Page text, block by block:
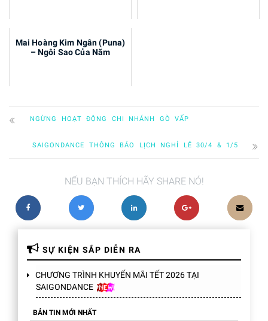
Mai Hoàng Kim Ngân (Puna)
– Ngôi Sao Của Năm
NGỪNG HOẠT ĐỘNG CHI NHÁNH GÒ VẤP
SAIGONDANCE THÔNG BÁO LỊCH NGHỈ LỄ 30/4 & 1/5
NẾU BẠN THÍCH HÃY SHARE NÓ!
SỰ KIỆN SẮP DIỄN RA
CHƯƠNG TRÌNH KHUYẾN MÃI TẾT 2026 TẠI
SAIGONDANCE
BẢN TIN MỚI NHẤT